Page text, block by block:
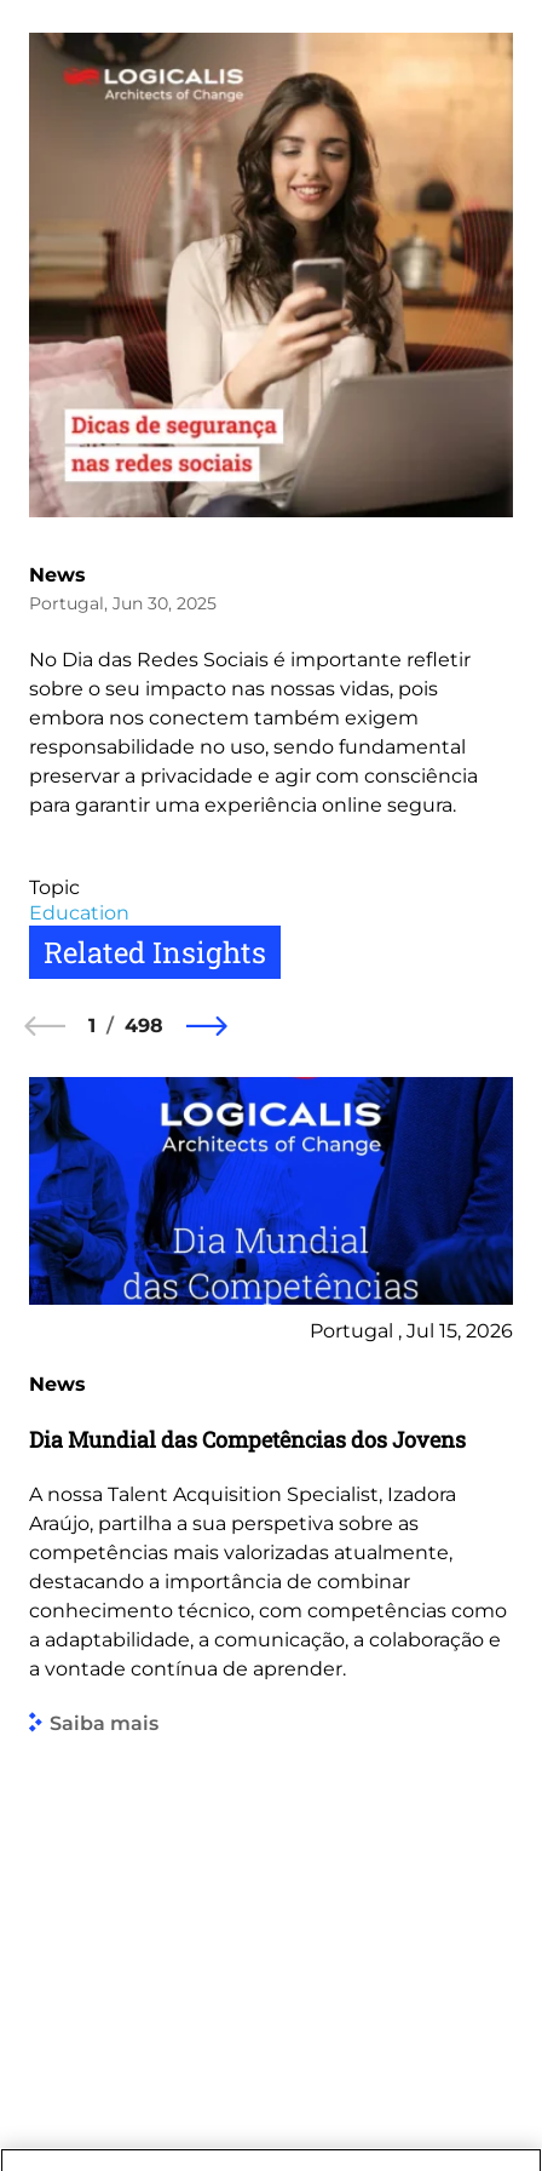
News
Portugal, Jun 30, 2025
No Dia das Redes Sociais é importante refletir
sobre o seu impacto nas nossas vidas, pois
embora nos conectem também exigem
responsabilidade no uso, sendo fundamental
preservar a privacidade e agir com consciência
para garantir uma experiência online segura.
Topic
Education
Related Insights
1 498
Portugal , Jul 15, 2026
News
Dia Mundial das Competências dos Jovens
A nossa Talent Acquisition Specialist, Izadora
Araújo, partilha a sua perspetiva sobre as
competências mais valorizadas atualmente,
destacando a importância de combinar
conhecimento técnico, com competências como
a adaptabilidade, a comunicação, a colaboração e
a vontade contínua de aprender.
Saiba mais